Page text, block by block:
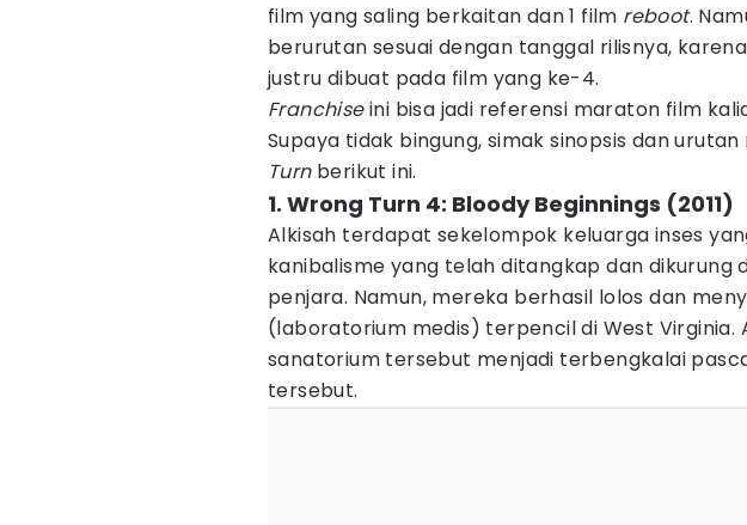
film yang saling berkaitan dan 1 film reboot.
berurutan sesuai dengan tanggal rilisnya,
justru dibuat pada film yang ke-4.
Franchiseini bisa jadi referensi maraton film
Supaya tidak bingung, simak sinopsis dan
Turn berikut ini.
1. Wrong Turn 4: Bloody Beginnings (2011)
Alkisah terdapat sekelompok keluarga inses
kanibalisme yang telah ditangkap dan dikurung
penjara. Namun, mereka berhasil lolos dan
(laboratorium medis) terpencil di West Virginia.
sanatorium tersebut menjadi terbengkalai
tersebut.